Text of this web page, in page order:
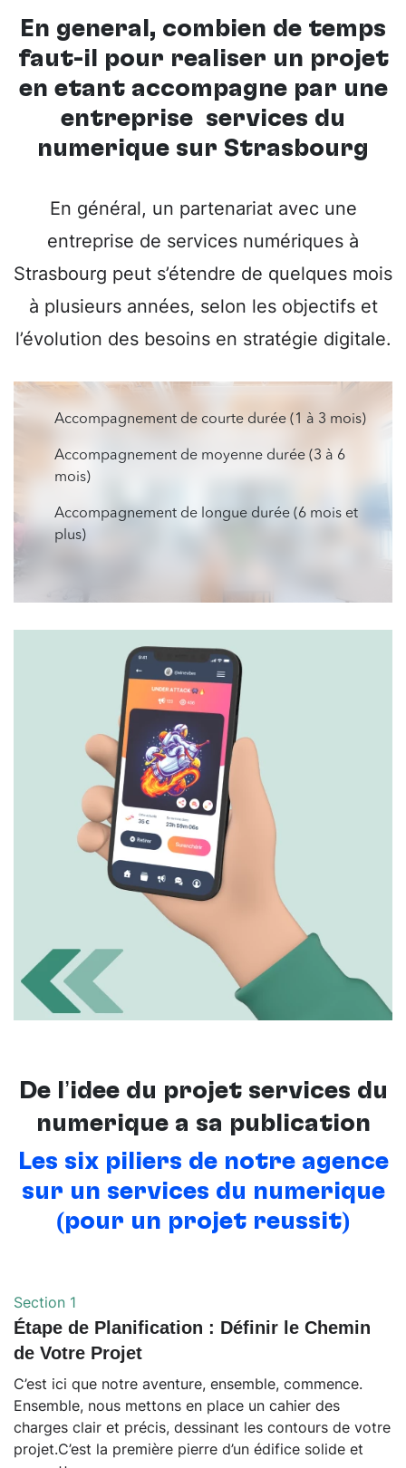
En général, combien de temps
faut-il pour réaliser un projet
en étant accompagné par une
entreprise services du
numérique sur Strasbourg
En général, un partenariat avec une
entreprise de services numériques à
Strasbourg peut s’étendre de quelques mois
à plusieurs années, selon les objectifs et
l’évolution des besoins en stratégie digitale.
Accompagnement de courte durée (1 à 3 mois)
Accompagnement de moyenne durée (3 à 6
mois)
Accompagnement de longue durée (6 mois et
plus)
De l’idée du projet services du
numérique à sa publication
Les six piliers de notre agence
sur un services du numérique
(pour un projet réussit)
Section 1
Étape de Planification : Définir le Chemin
de Votre Projet
C’est ici que notre aventure, ensemble, commence.
Ensemble, nous mettons en place un cahier des
charges clair et précis, dessinant les contours de votre
projet.C’est la première pierre d’un édifice solide et